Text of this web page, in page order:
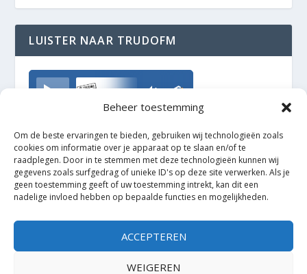
Beheer toestemming
Om de beste ervaringen te bieden, gebruiken wij technologieën zoals
cookies om informatie over je apparaat op te slaan en/of te
raadplegen. Door in te stemmen met deze technologieën kunnen wij
gegevens zoals surfgedrag of unieke ID's op deze site verwerken. Als je
geen toestemming geeft of uw toestemming intrekt, kan dit een
nadelige invloed hebben op bepaalde functies en mogelijkheden.
ACCEPTEREN
WEIGEREN
LUISTER NAAR TRUDOFM
TrudoFM